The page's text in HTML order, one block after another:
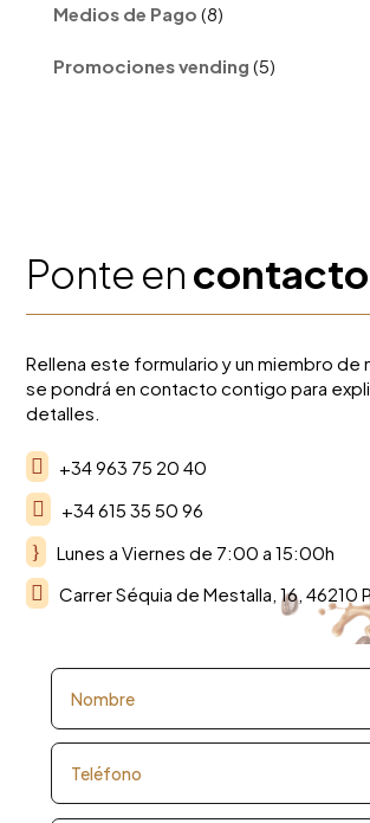
Medios de Pago 8
productos
Promociones vending 55
productos
Ponte encontacto
Rellena este formulario y un miembro de
se pondrá en contacto contigo para
detalles.
 +34 963 75 20 40
 +34 615 35 50 96
} Lunes a Viernes de 7:00 a 15:00h
 Carrer Séquia de Mestalla, 16, 46210